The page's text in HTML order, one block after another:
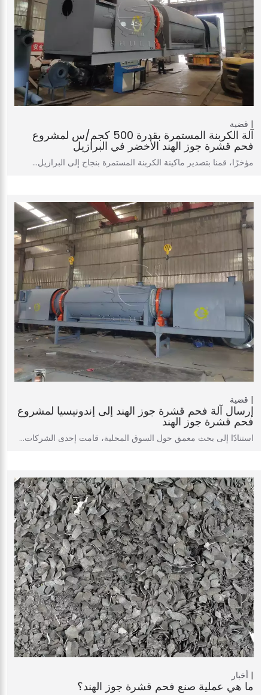
قضية
آلة الكربنة المستمرة بقدرة 500 كجم/س لمشروع
فحم قشرة جوز الهند الأخضر في البرازيل
مؤخرًا، قمنا بتصدير ماكينة الكربنة المستمرة بنجاح إلى البرازيل…
قضية
إرسال آلة فحم قشرة جوز الهند إلى إندونيسيا لمشروع
فحم قشرة جوز الهند
استنادًا إلى بحث معمق حول السوق المحلية، قامت إحدى الشركات…
أخبار
ما هي عملية صنع فحم قشرة جوز الهند؟